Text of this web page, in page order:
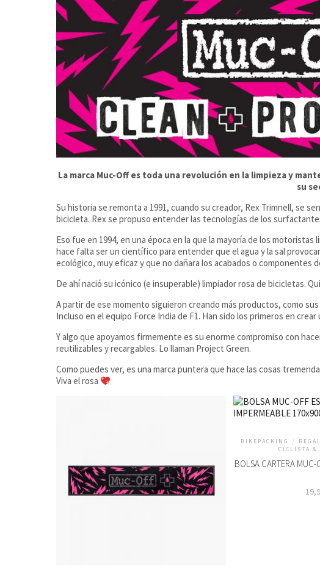
La marca Muc-Off es toda una revolución en la limpieza y
su
Su historia se remonta a 1991, cuando su creador, Rex Trimnell, se
bicicleta. Rex se propuso entender las tecnologías de los
Eso fue en 1994, en una época en la que la mayoría de los
hace falta ser un científico para entender que el agua y la sal
ecológico, muy eficaz y que no dañara los acabados o componentes
De ahí nació su icónico (e insuperable) limpiador rosa de bicicletas.
A partir de ese momento siguieron creando más productos, como
Incluso en el equipo Force India de F1. Han sido los primeros en
Y algo que apoyamos firmemente es su enorme compromiso con
reutilizables y recargables. Lo llaman Project Green.
Como puedes ver, es una marca puntera que hace las cosas
Viva el rosa
BIKEPACKING /
CICLISTA &
BOLSA CARTERA MUC-